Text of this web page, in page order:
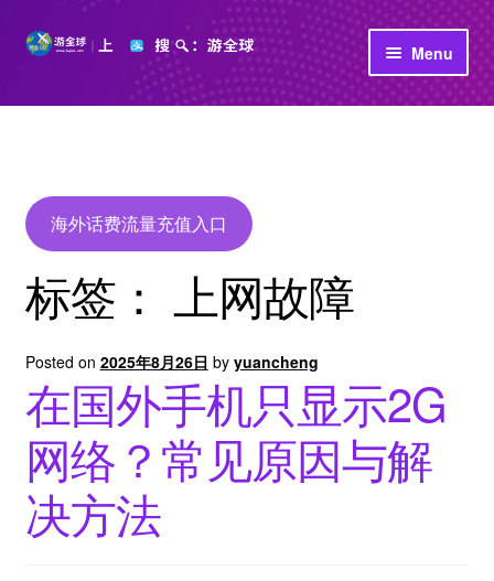
Skip
Skip
Menu
首页
公司介绍
海外话费流量充值入口
标签： 上网故障
Posted on 2025年8月26日 by yuancheng
在国外手机只显示2G
网络？常见原因与解
决方法